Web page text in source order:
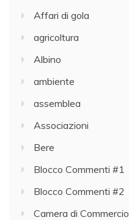
Affari di gola
agricoltura
Albino
ambiente
assemblea
Associazioni
Bere
Blocco Commenti #1
Blocco Commenti #2
Camera di Commercio